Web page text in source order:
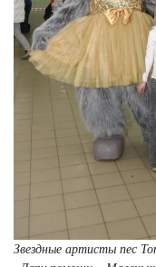
Звездные артисты пес